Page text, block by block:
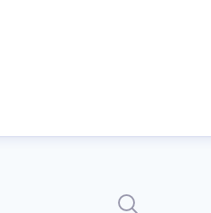
Søg
Søg i